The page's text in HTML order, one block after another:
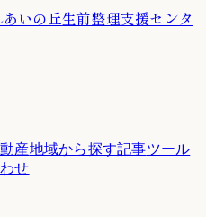
いの丘生前整理支援センタ
産地域から探す記事ツール
せ